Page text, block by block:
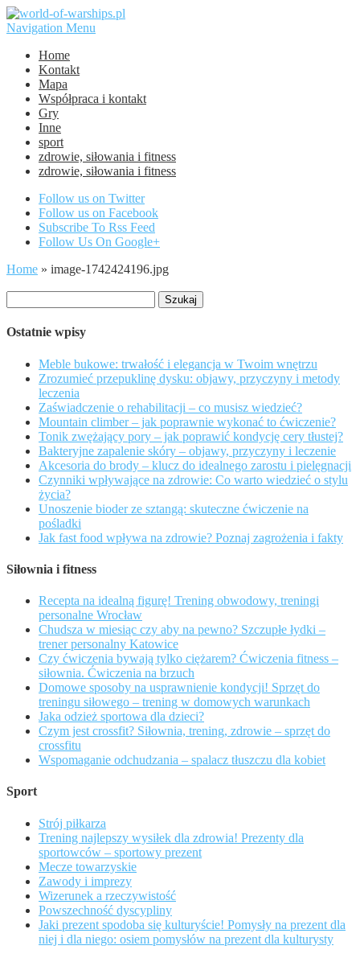
Navigation Menu
Home
Kontakt
Mapa
Współpraca i kontakt
Gry
Inne
sport
zdrowie, siłowania i fitness
zdrowie, siłowania i fitness
Follow us on Twitter
Follow us on Facebook
Subscribe To Rss Feed
Follow Us On Google+
Home » image-1742424196.jpg
Ostatnie wpisy
Meble bukowe: trwałość i elegancja w Twoim wnętrzu
Zrozumieć przepuklinę dysku: objawy, przyczyny i metody
leczenia
Zaświadczenie o rehabilitacji – co musisz wiedzieć?
Mountain climber – jak poprawnie wykonać to ćwiczenie?
Tonik zwężający pory – jak poprawić kondycję cery tłustej?
Bakteryjne zapalenie skóry – objawy, przyczyny i leczenie
Akcesoria do brody – klucz do idealnego zarostu i pielęgnacji
Czynniki wpływające na zdrowie: Co warto wiedzieć o stylu
życia?
Unoszenie bioder ze sztangą: skuteczne ćwiczenie na
pośladki
Jak fast food wpływa na zdrowie? Poznaj zagrożenia i fakty
Siłownia i fitness
Recepta na idealną figurę! Trening obwodowy, treningi
personalne Wrocław
Chudsza w miesiąc czy aby na pewno? Szczupłe łydki –
trener personalny Katowice
Czy ćwiczenia bywają tylko ciężarem? Ćwiczenia fitness –
siłownia. Ćwiczenia na brzuch
Domowe sposoby na usprawnienie kondycji! Sprzęt do
treningu siłowego – trening w domowych warunkach
Jaka odzież sportowa dla dzieci?
Czym jest crossfit? Siłownia, trening, zdrowie – sprzęt do
crossfitu
Wspomaganie odchudzania – spalacz tłuszczu dla kobiet
Sport
Strój piłkarza
Trening najlepszy wysiłek dla zdrowia! Prezenty dla
sportowców – sportowy prezent
Mecze towarzyskie
Zawody i imprezy
Wizerunek a rzeczywistość
Powszechność dyscypliny
Jaki prezent spodoba się kulturyście! Pomysły na prezent dla
niej i dla niego: osiem pomysłów na prezent dla kulturysty